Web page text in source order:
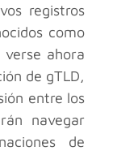
registros
como
ahora
de gTLD,
entre los
navegar
de